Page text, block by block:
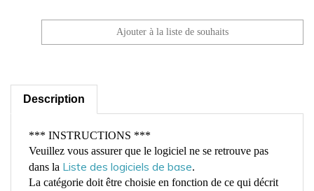
Description
Veuillez vous assurer que le logiciel ne se retrouve pas
dans laListe des logiciels de base.
La catégorie doit être choisie en fonction de ce qui décrit
le mieux l'utilisation qui sera faite du logiciel.